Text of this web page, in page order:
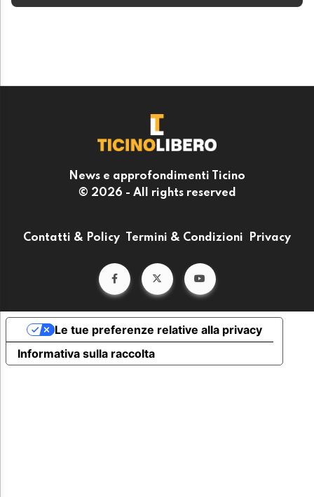
News e approfondimenti Ticino
© 2026 - All rights reserved
Contatti & Policy Termini & Condizioni Privacy
Informativa sulla raccolta
Le tue preferenze relative alla privacy